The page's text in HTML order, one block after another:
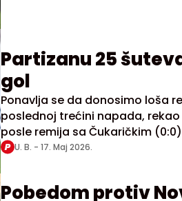
Partizanu 25
gol
Ponavlja se da donosimo loša
poslednoj trećini napada,
posle remija sa Čukaričkim (0:0)
U. B. - 17. Maj 2026.
Pobedom protiv